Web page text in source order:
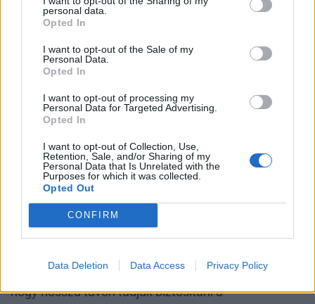
personal data.
Opted In
I want to opt-out of the Sale of my
Personal Data.
Opted In
I want to opt-out of processing my
Personal Data for Targeted Advertising.
Opted In
I want to opt-out of Collection, Use,
Retention, Sale, and/or Sharing of my
Personal Data that Is Unrelated with the
Purposes for which it was collected.
Opted Out
CONFIRM
Data Deletion Data Access Privacy Policy
későbbeikben akár nemzetközi projektekben is
dolgozhassanak a Mol kötelékében.
Több egyetemmel is hosszú évek óta
együttműködünk, szintén duális képzési
rendszerben. A Miskolci Egyetemen, a Pannon
Egyetemen, és BME-n is lehetősége van a
hallgatóknak gyakorlati tapasztalatokat szerezni a
Mol-nál. Frissdiplomások is aktívan részt tudnak
venni a vállalat életében, hiszen a nemzetközi
nálunk. Egyre bővül a kör, amit le szeretnénk fedni,
hogy hosszú távon tudjuk biztosítani a